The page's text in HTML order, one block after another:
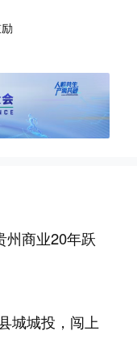
州商业20年跃
城城投，闯上